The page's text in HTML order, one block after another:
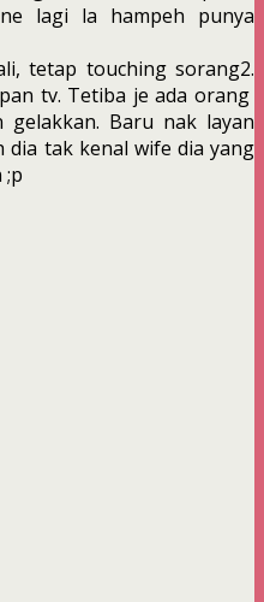
lagi la hampeh punya
tetap touching sorang2.
tv. Tetiba je ada orang
gelakkan. Baru nak layan
dia tak kenal wife dia yang
;p